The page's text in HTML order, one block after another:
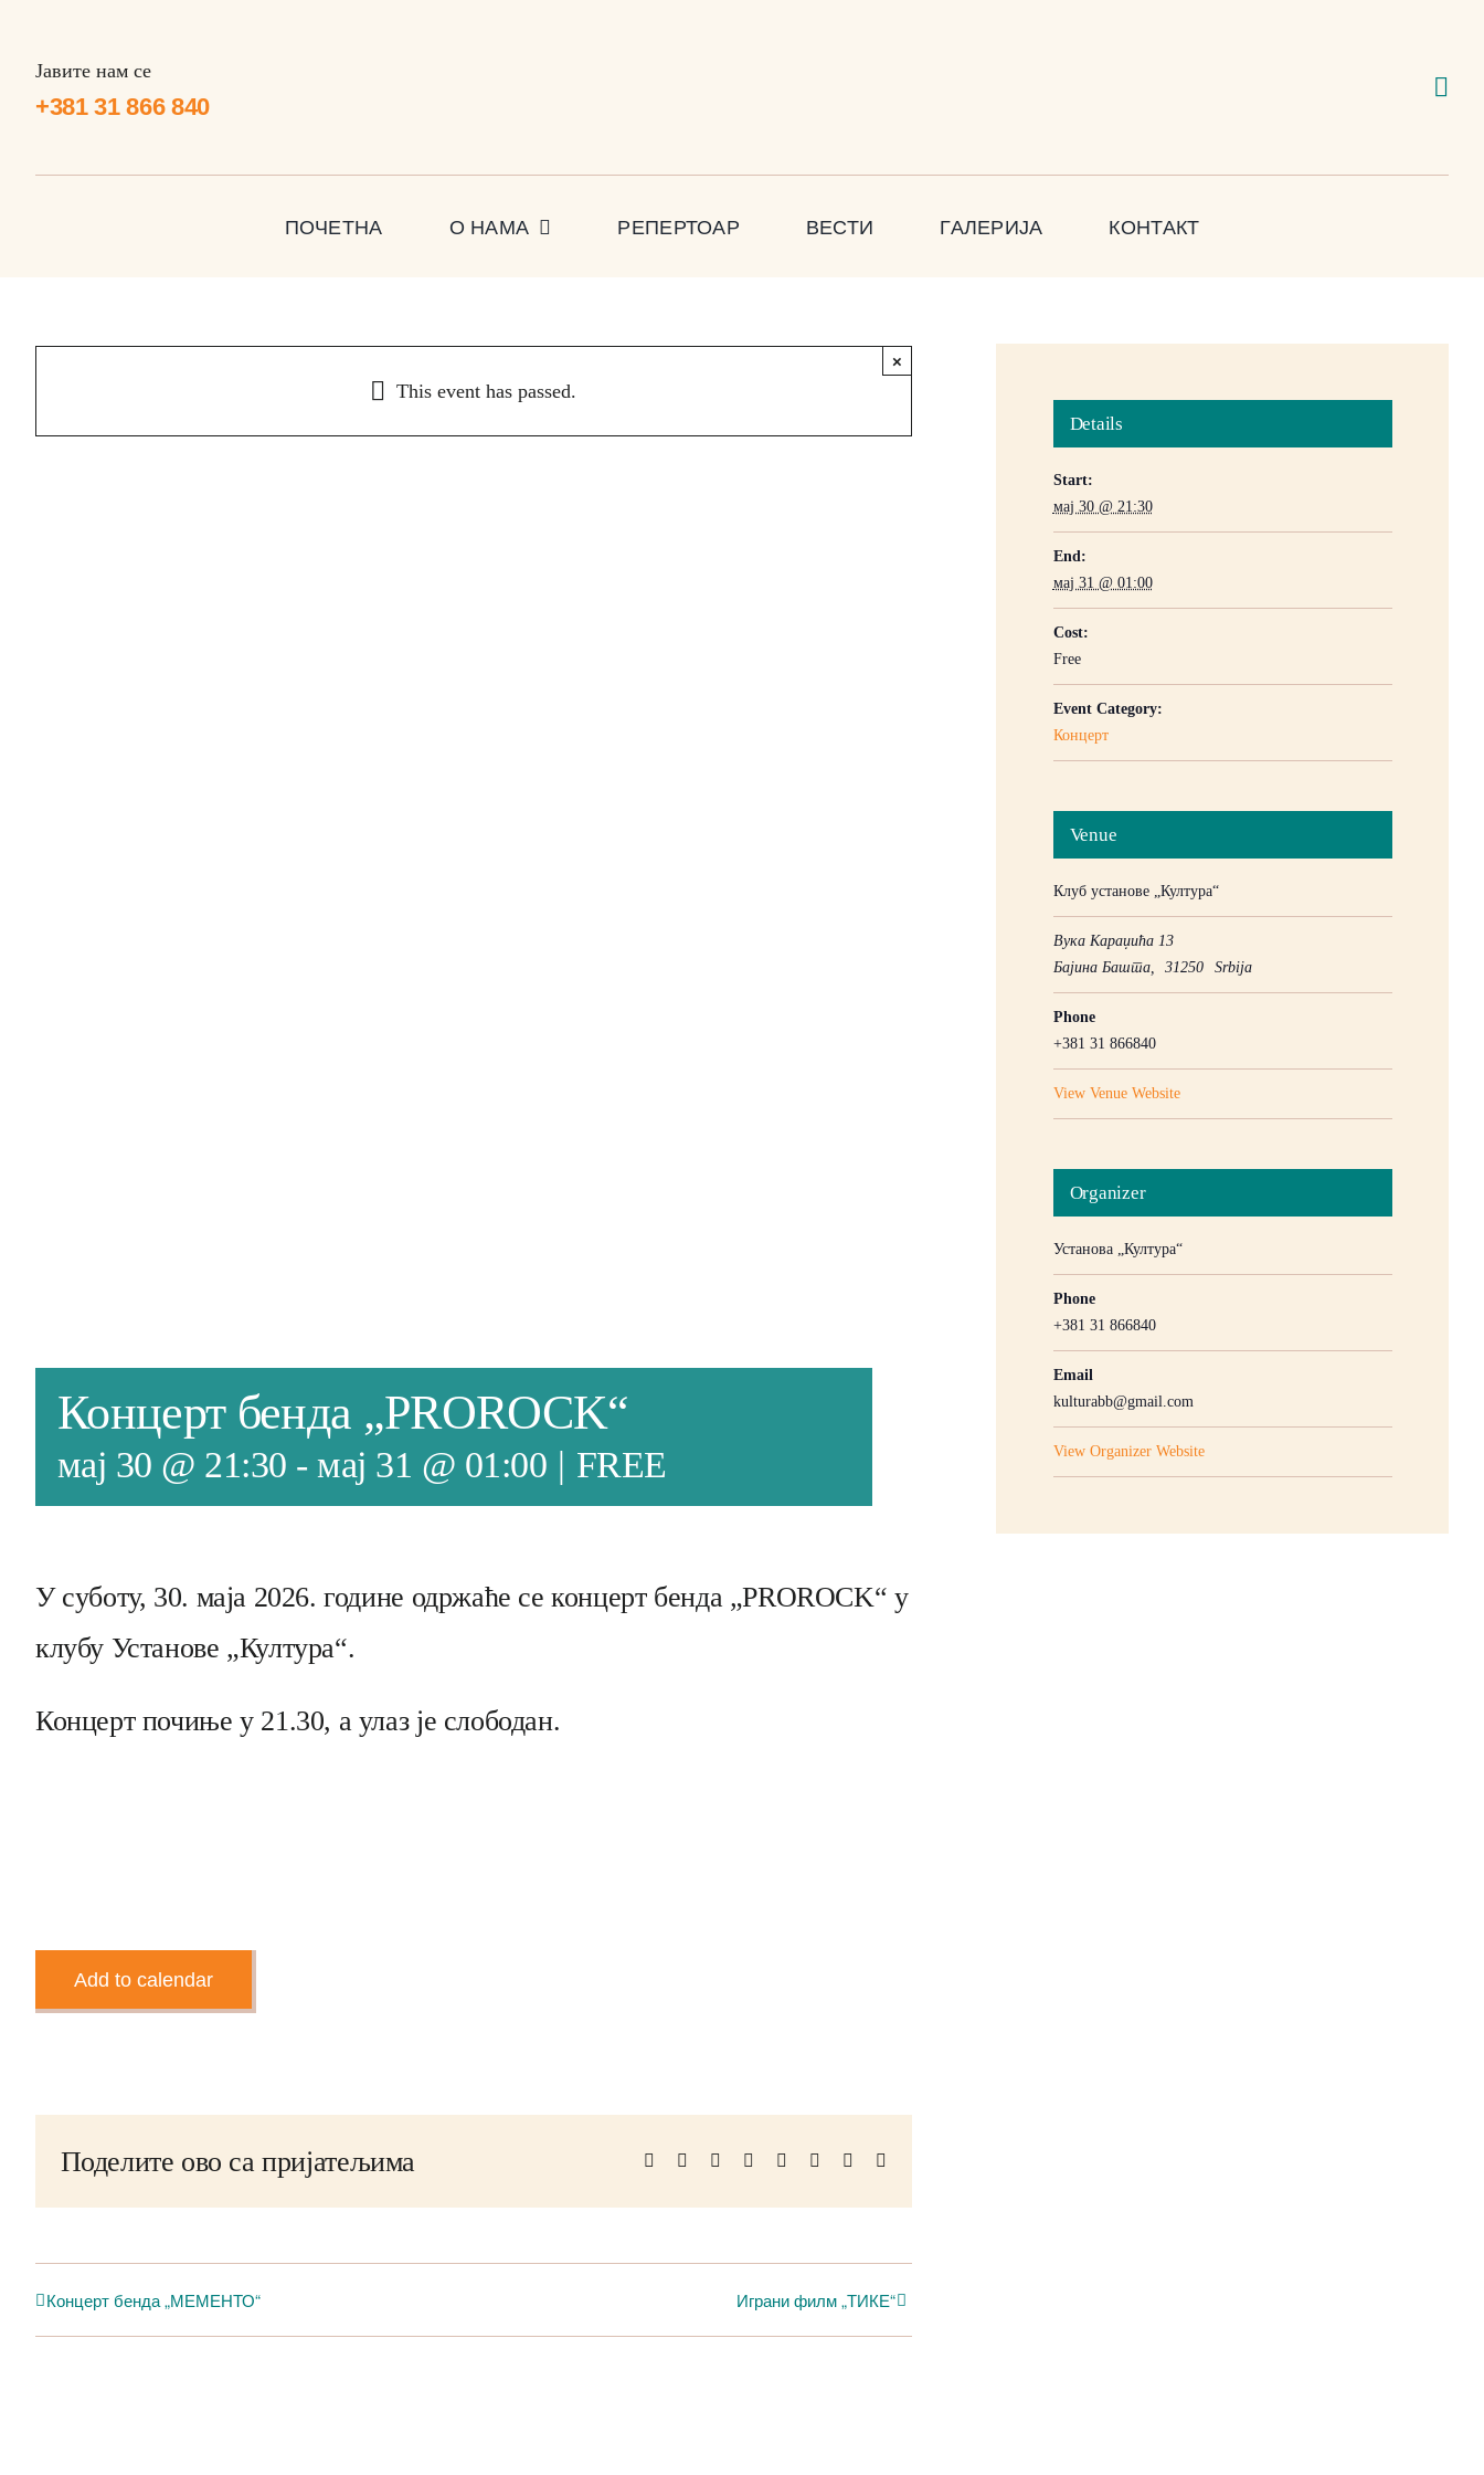
contentЈавите нам се
+381 31 866 840
ПОЧЕТНА О НАМА РЕПЕРТОАР ВЕСТИ ГАЛЕРИЈА КОНТАКТ
This event has passed.
×
Концерт бенда „PROROCK“
мај 30 @ 21:30 -мај 31 @ 01:00 | FREE
У суботу, 30. маја 2026. године одржаће се концерт бенда „PROROCK“ у
клубу Установе „Култура“.
Концерт почиње у 21.30, а улаз је слободан.
Add to calendar
Поделите ово са пријатељима Facebook
TwitterReddit LinkedInWhatsAppTelegramPinterest
Концерт бенда „МЕМЕНТО“ Играни филм „ТИКЕ“
Details
Start:
мај 30 @ 21:30
End:
мај 31 @ 01:00
Cost:
Free
Event Category:
Концерт
Venue
Клуб установе „Култура“
Вука Караџића 13
Бајина Башта, 31250 Srbija
Phone
+381 31 866840
View Venue Website
Organizer
Установа „Култура“
Phone
+381 31 866840
Email
kulturabb@gmail.com
View Organizer Website